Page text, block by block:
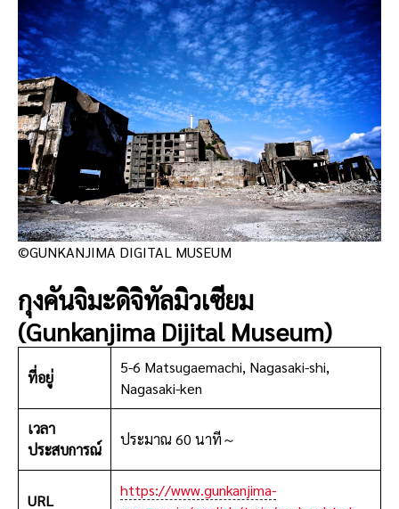
©GUNKANJIMA DIGITAL MUSEUM
กุงคันจิมะดิจิทัลมิวเซียม
(Gunkanjima Dijital Museum)
ที่อยู่
5-6 Matsugaemachi, Nagasaki-shi,
Nagasaki-ken
เวลา
ประสบการณ์
ประมาณ 60 นาที～
URL
https://www.gunkanjima-